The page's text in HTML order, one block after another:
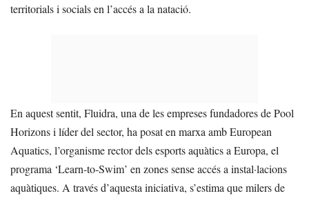
territorials i socials en l’accés a la natació.
En aquest sentit, Fluidra, una de les empreses fundadores de Pool
Horizons i líder del sector, ha posat en marxa amb European
Aquatics, l’organisme rector dels esports aquàtics a Europa, el
programa ‘Learn-to-Swim’ en zones sense accés a instal·lacions
aquàtiques. A través d’aquesta iniciativa, s’estima que milers de